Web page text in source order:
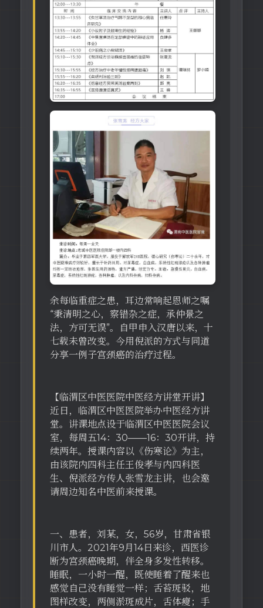
余每临重症之患，耳边常响起恩师之嘱
“秉清明之心，察错杂之症，承仲景之
法，方可无误”。自甲申入汉唐以来，十
七载未曾改变。今用倪派的方式与同道
分享一例子宫颈癌的治疗过程。
【临渭区中医医院中医经方讲堂开讲】
近日，临渭区中医医院举办中医经方讲
堂。讲课地点设于临渭区中医医院会议
室，每周五14：30——16：30开讲，持
续两年。授课内容以《伤寒论》为主，
由该院内四科主任王俊孝与内四科医
生、倪派经方传人张雪龙主讲，也会邀
请周边知名中医前来授课。
一、患者，刘某，女，56岁，甘肃省银
川市人。2021年9月14日来诊，西医诊
断为宫颈癌晚期，伴全身多发性转移。
睡眠，一小时一醒，既使睡着了醒来也
感觉自己没有睡觉一样；舌苔斑驳，地
图样改变，两侧淤斑成片，舌体瘦；手